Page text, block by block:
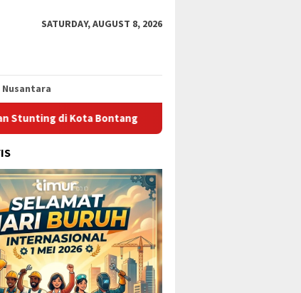
SATURDAY, AUGUST 8, 2026
Nusantara
Bontang Catat Jadwalnya, Ini Pelayaran Kapal